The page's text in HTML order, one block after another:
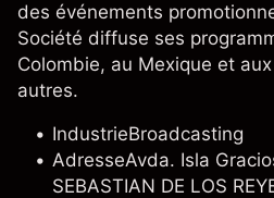
des événements
Société diffuse ses
Colombie, au Mexique et
autres.
IndustrieBroadcasting
AdresseAvda. Isla
SEBASTIAN DE LOS